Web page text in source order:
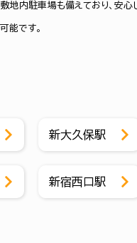
敷地内駐車場も備えており、安心
能です。
新大久保駅
新宿西口駅